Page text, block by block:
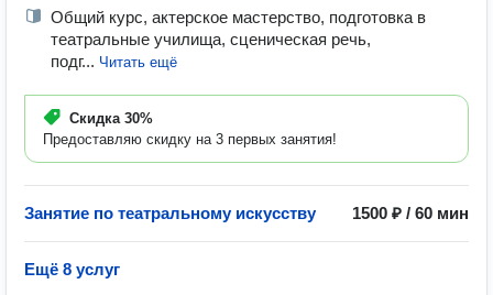
Общий курс, актерское мастерство, подготовка в
театральные училища, сценическая речь,
подг... Читать ещё
Скидка 30%
Предоставляю скидку на 3 первых занятия!
Занятие по театральному искусству 1500 ₽ / 60 мин
Ещё 8 услуг